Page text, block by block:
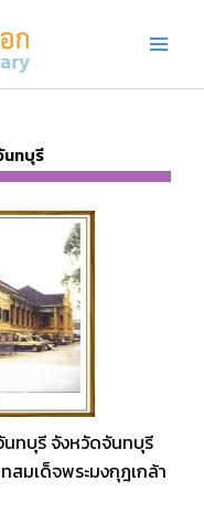
นทบุรี
ทบุรี จังหวัดจันทบุรี
สมเด็จพระมงกุฎเกล้า